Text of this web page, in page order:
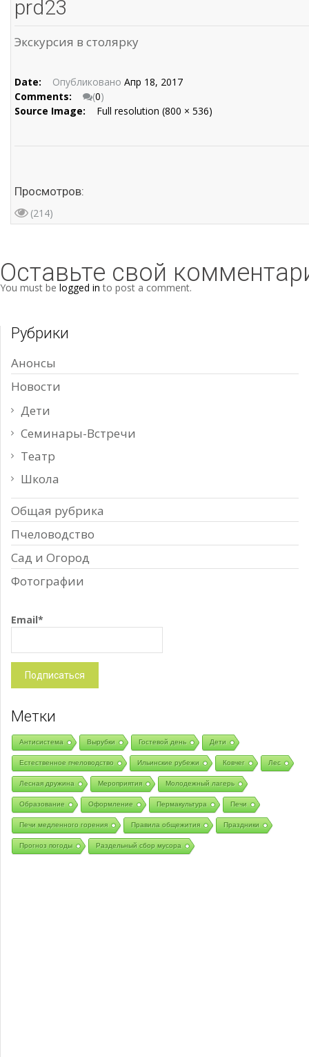
prd23
Экскурсия в столярку
Date: Опубликовано Апр 18, 2017
Comments:
(0)
Source Image:
Full resolution (800 × 536)
Просмотров:
(214)
Оставьте свой
You must be logged in to post a comment.
Рубрики
Анонсы
Новости
Дети
Семинары-Встречи
Театр
Школа
Общая рубрика
Пчеловодство
Сад и Огород
Фотографии
Email*
Метки
Антисистема Вырубки Гостевой день Дети
Естественное пчеловодство Ильинские рубежи Ковчег Лес
Лесная дружина Мероприятия Молодежный лагерь
Образование Оформление Пермакультура Печи
Печи медленного горения Правила общежития Праздники
Прогноз погоды Раздельный сбор мусора